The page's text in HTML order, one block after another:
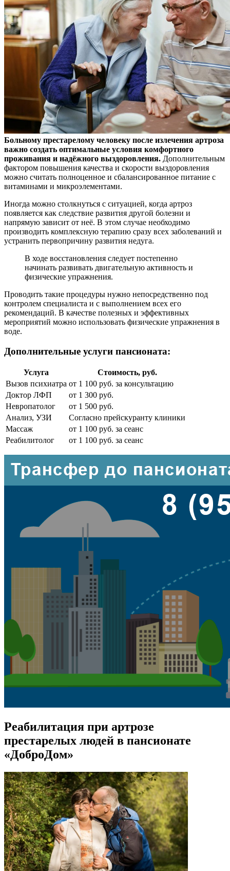
Больному престарелому человеку после излечения артроза
важно создать оптимальные условия комфортного
проживания и надёжного выздоровления. Дополнительным
фактором повышения качества и скорости выздоровления
можно считать полноценное и сбалансированное питание с
витаминами и микроэлементами.
Иногда можно столкнуться с ситуацией, когда артроз
появляется как следствие развития другой болезни и
напрямую зависит от неё. В этом случае необходимо
производить комплексную терапию сразу всех заболеваний и
устранить первопричину развития недуга.
В ходе восстановления следует постепенно
начинать развивать двигательную активность и
физические упражнения.
Проводить такие процедуры нужно непосредственно под
контролем специалиста и с выполнением всех его
рекомендаций. В качестве полезных и эффективных
мероприятий можно использовать физические упражнения в
воде.
Дополнительные услуги пансионата:
Услуга
Стоимость, руб.
Вызов психиатра от 1 100 руб. за консультацию
Доктор ЛФП
от 1 300 руб.
Невропатолог
от 1 500 руб.
Анализ, УЗИ
Согласно прейскуранту клиники
Массаж
от 1 100 руб. за сеанс
Реабилитолог
от 1 100 руб. за сеанс
Реабилитация при артрозе
престарелых людей в пансионате
«ДоброДом»